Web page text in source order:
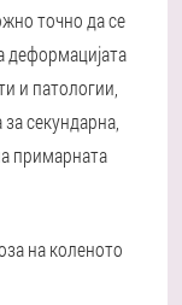
точно да се
деформацијата
и патологии,
секундарна,
примарната
на коленото